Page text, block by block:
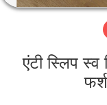
हमारे
एंटी स्लिप स्व